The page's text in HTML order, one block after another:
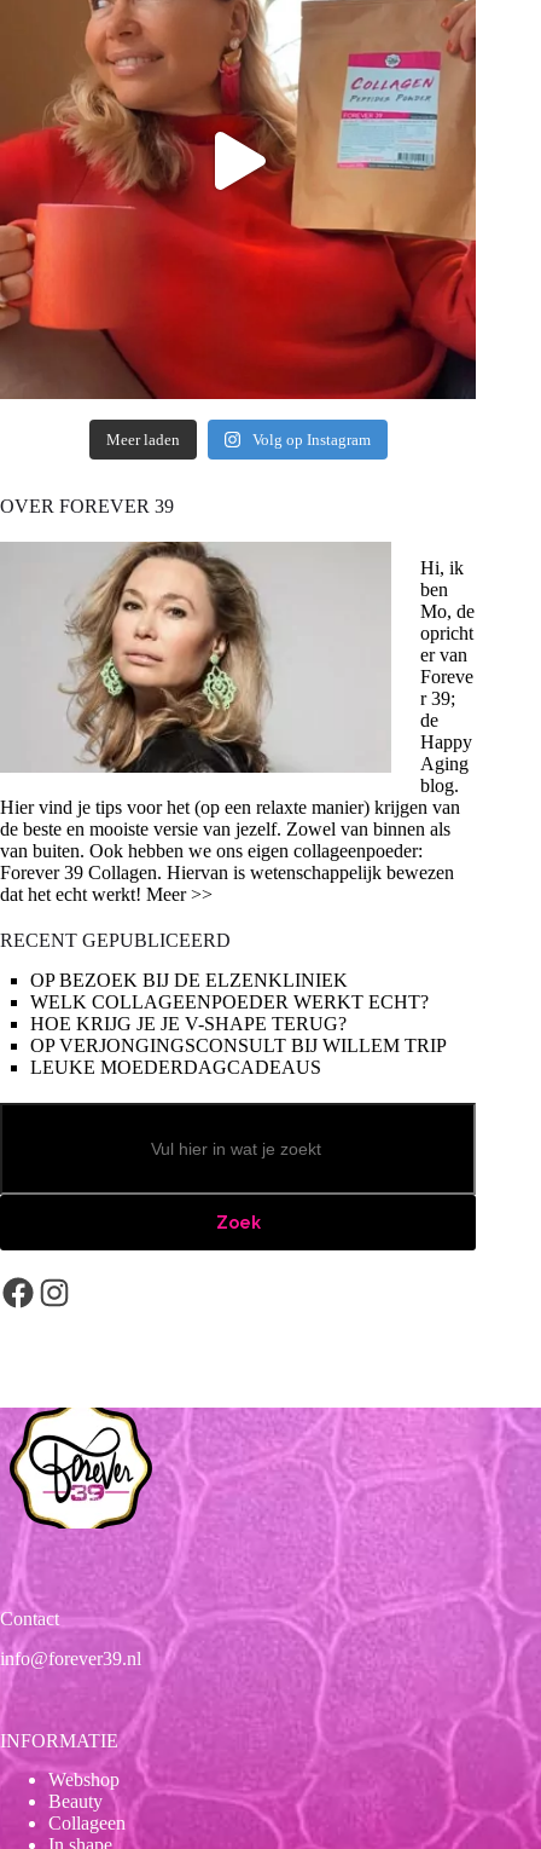
Meer laden Volg op Instagram
OVER FOREVER 39
Hi, ik
ben
Mo, de
opricht
er van
Foreve
r 39;
de
Happy
Aging
blog.
Hier vind je tips voor het (op een relaxte manier) krijgen van
de beste en mooiste versie van jezelf. Zowel van binnen als
van buiten. Ook hebben we ons eigen collageenpoeder:
Forever 39 Collagen. Hiervan is wetenschappelijk bewezen
dat het echt werkt! Meer >>
RECENT GEPUBLICEERD
OP BEZOEK BIJ DE ELZENKLINIEK
WELK COLLAGEENPOEDER WERKT ECHT?
HOE KRIJG JE JE V-SHAPE TERUG?
OP VERJONGINGSCONSULT BIJ WILLEM TRIP
LEUKE MOEDERDAGCADEAUS
Zoeken
Zoek
Facebook
Instagram
Contact
info@forever39.nl
INFORMATIE
Webshop
Beauty
Collageen